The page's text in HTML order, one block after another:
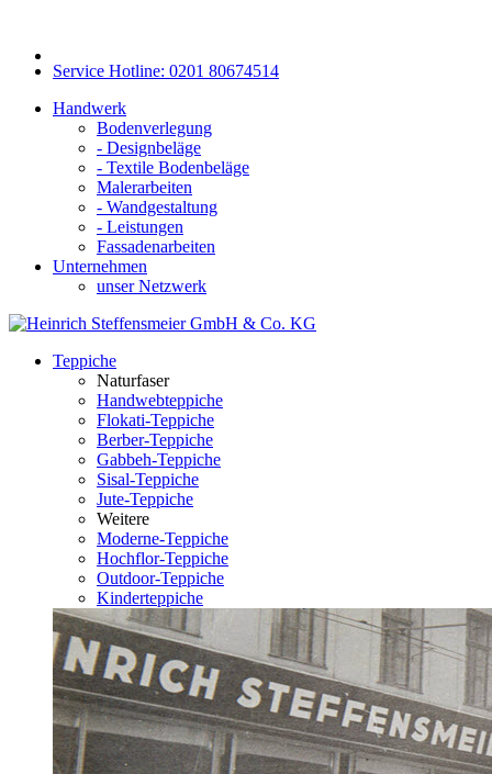
Service Hotline: 0201 80674514
Handwerk
Bodenverlegung
- Designbeläge
- Textile Bodenbeläge
Malerarbeiten
- Wandgestaltung
- Leistungen
Fassadenarbeiten
Unternehmen
unser Netzwerk
Teppiche
Naturfaser
Handwebteppiche
Flokati-Teppiche
Berber-Teppiche
Gabbeh-Teppiche
Sisal-Teppiche
Jute-Teppiche
Weitere
Moderne-Teppiche
Hochflor-Teppiche
Outdoor-Teppiche
Kinderteppiche